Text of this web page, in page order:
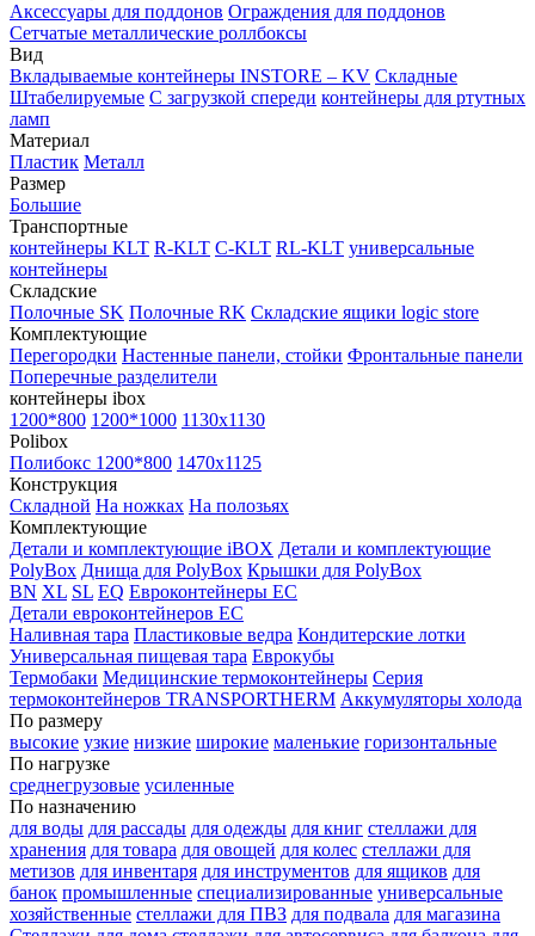
Аксессуары для поддонов Ограждения для поддонов
Сетчатые металлические роллбоксы
Вид
Вкладываемые контейнеры INSTORE – KV Складные
Штабелируемые С загрузкой спереди контейнеры для ртутных
ламп
Материал
Пластик Металл
Размер
Большие
Транспортные
контейнеры KLT R-KLT C-KLT RL-KLT универсальные
контейнеры
Складские
Полочные SK Полочные RK Складские ящики logic store
Комплектующие
Перегородки Настенные панели, стойки Фронтальные панели
Поперечные разделители
контейнеры ibox
1200*800 1200*1000 1130x1130
Polibox
Полибокс 1200*800 1470х1125
Конструкция
Складной На ножках На полозьях
Комплектующие
Детали и комплектующие iBOX Детали и комплектующие
PolyBox Днища для PolyBox Крышки для PolyBox
BN XL SL EQ Евроконтейнеры EC
Детали евроконтейнеров EC
Наливная тара Пластиковые ведра Кондитерские лотки
Универсальная пищевая тара Еврокубы
Термобаки Медицинские термоконтейнеры Серия
термоконтейнеров TRANSPORTHERM Аккумуляторы холода
По размеру
высокие узкие низкие широкие маленькие горизонтальные
По нагрузке
среднегрузовые усиленные
По назначению
для воды для рассады для одежды для книг стеллажи для
хранения для товара для овощей для колес стеллажи для
метизов для инвентаря для инструментов для ящиков для
банок промышленные специализированные универсальные
хозяйственные стеллажи для ПВЗ для подвала для магазина